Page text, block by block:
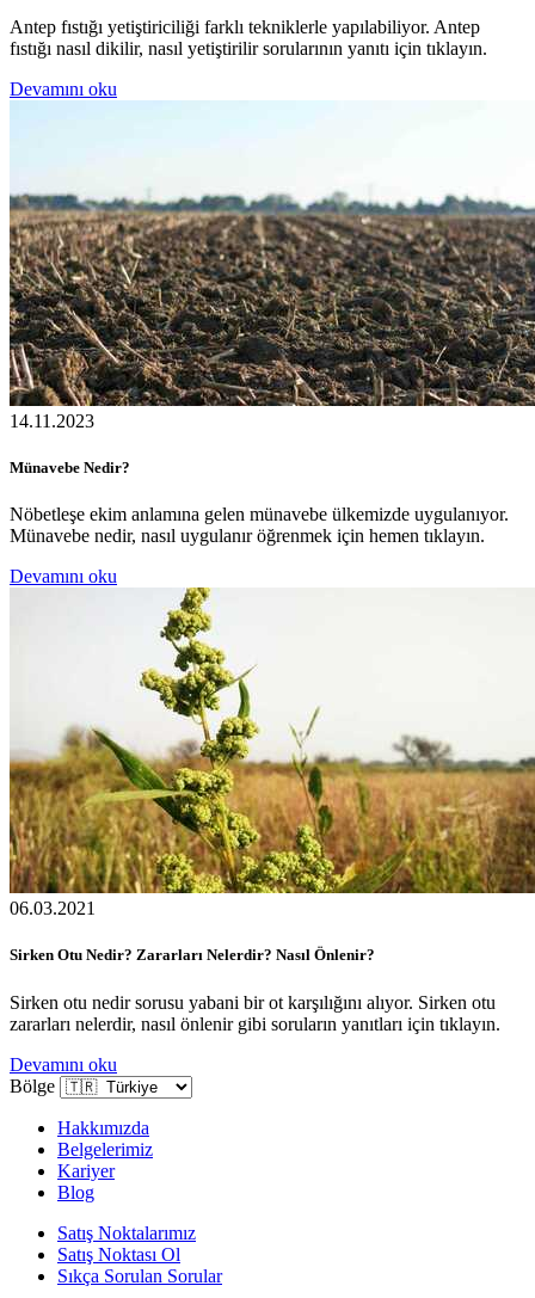
Antep fıstığı yetiştiriciliği farklı tekniklerle yapılabiliyor. Antep
fıstığı nasıl dikilir, nasıl yetiştirilir sorularının yanıtı için tıklayın.
Devamını oku
14.11.2023
Münavebe Nedir?
Nöbetleşe ekim anlamına gelen münavebe ülkemizde uygulanıyor.
Münavebe nedir, nasıl uygulanır öğrenmek için hemen tıklayın.
Devamını oku
06.03.2021
Sirken Otu Nedir? Zararları Nelerdir? Nasıl Önlenir?
Sirken otu nedir sorusu yabani bir ot karşılığını alıyor. Sirken otu
zararları nelerdir, nasıl önlenir gibi soruların yanıtları için tıklayın.
Devamını oku
Bölge
Hakkımızda
Belgelerimiz
Kariyer
Blog
Satış Noktalarımız
Satış Noktası Ol
Sıkça Sorulan Sorular